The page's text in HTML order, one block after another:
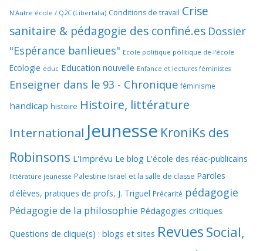
N'Autre école / Q2C (Libertalia) Conditions de travail Crise
sanitaire & pédagogie des confiné.es Dossier
"Espérance banlieues" Ecole politique politique de l'école
Ecologie educ Education nouvelle Enfance et lectures féministes
Enseigner dans le 93 - Chronique féminisme
handicap histoire Histoire, littérature
International Jeunesse KroniKs des
Robinsons L'Imprévu Le blog L'école des réac-publicains
littérature jeunesse Palestine Israël et la salle de classe Paroles
d'élèves, pratiques de profs, J. Triguel Précarité pédagogie
Pédagogie de la philosophie Pédagogies critiques
Questions de clique(s) : blogs et sites RevuesSocial,